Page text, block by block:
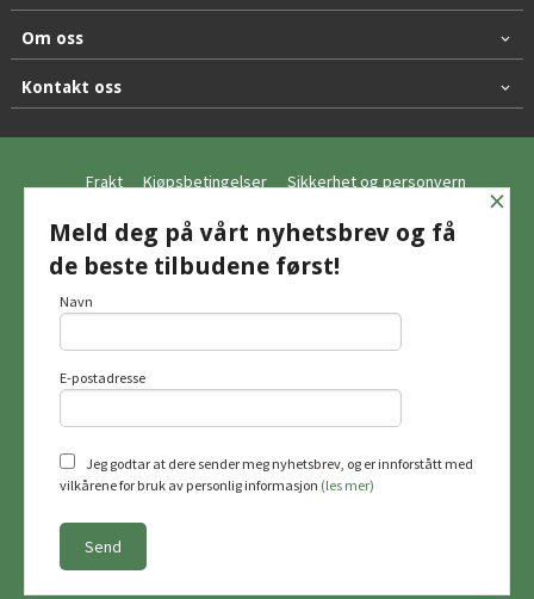
Om oss
Kontakt oss
Frakt Kjøpsbetingelser Sikkerhet og personvern
Nyhetsbrev
© Hagemo Jakt og Friluft AS
Vår nettbutikk bruker cookies slik at du
yte deg bedre service. Vi bruker cookies
hovedsaklig til å lagre
innloggingsdetaljer og huske hva du
bruke siden som normalt om du godtar
×
Meld deg på vårt nyhetsbrev og få
de beste tilbudene først!
Navn
E-postadresse
Jeg godtar at dere sender meg nyhetsbrev, og er innforstått med
vilkårene for bruk av personlig informasjon (les mer)